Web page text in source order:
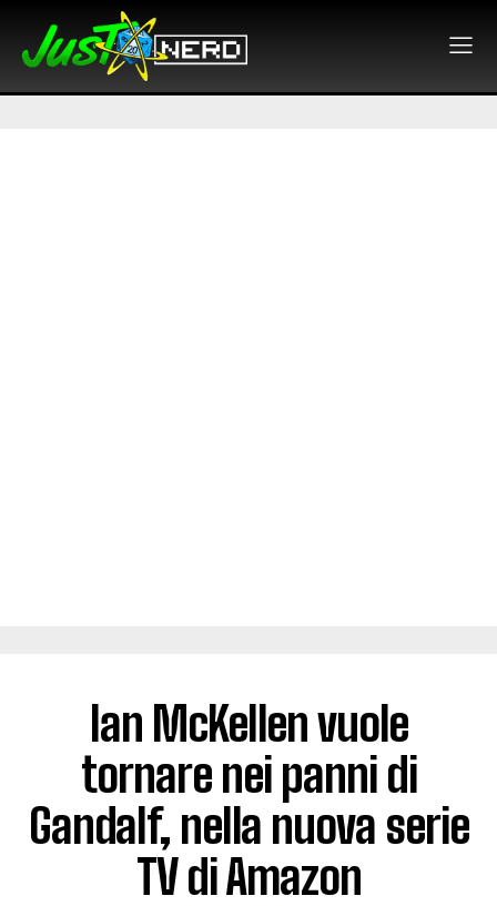
Ian McKellen vuole
tornare nei panni di
Gandalf, nella nuova serie
TV di Amazon